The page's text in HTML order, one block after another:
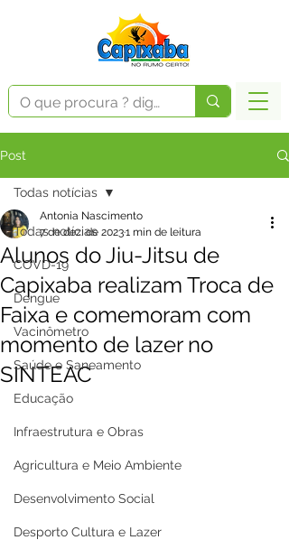
Post
Todas notícias
COVD-19
Dengue
Vacinômetro
Saúde e Saneamento
Educação
Infraestrutura e Obras
Agricultura e Meio Ambiente
Desenvolvimento Social
Desporto Cultura e Lazer
Todas notícias
Alunos do Jiu-Jitsu de
Capixaba realizam Troca de
Faixa e comemoram com
momento de lazer no
SINTEAC
Antonia Nascimento
7 de dez. de 20231 min de leitura